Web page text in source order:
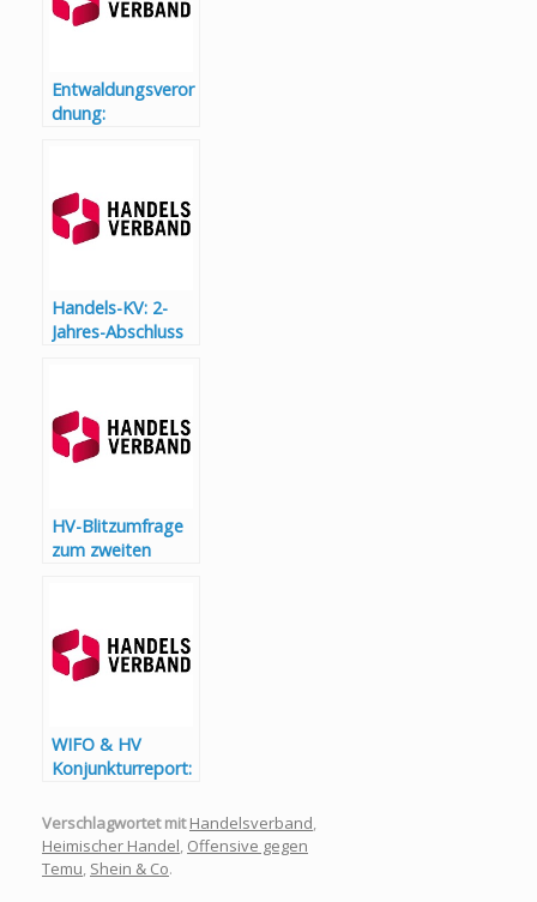
Entwaldungsveror
dnung:
und Verschiebung
um 12 Monate
Handels-KV: 2-
Jahres-Abschluss
große
Herausforderung
HV-Blitzumfrage
zum zweiten
besser als
erwartet
WIFO & HV
Konjunkturreport:
trotzt
Konjunkturflaute
Verschlagwortet mit Handelsverband,
Heimischer Handel, Offensive gegen
Temu, Shein & Co.